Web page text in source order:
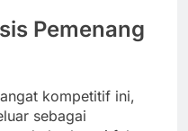
Pemenang
kompetitif ini,
sebagai